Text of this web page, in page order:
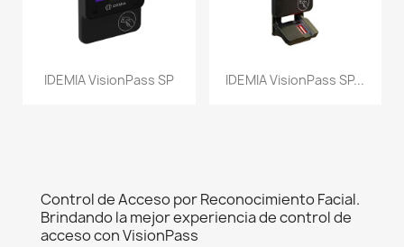
IDEMIA VisionPass SP IDEMIA VisionPass SP...
Control de Acceso por Reconocimiento Facial.
Brindando la mejor experiencia de control de
acceso con VisionPass